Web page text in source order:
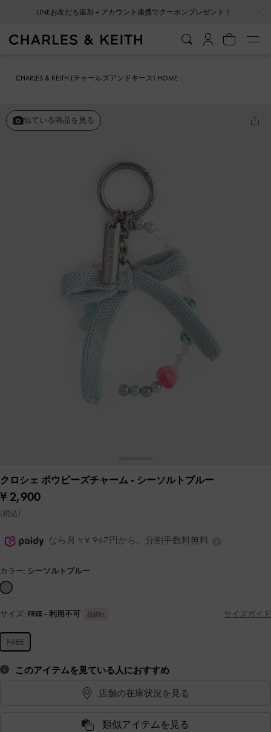
LINEお友だち追加＋アカウント連携でクーポンプレゼント！
CHARLES & KEITH (チャールズアンドキース) HOME
似ている商品を見る
クロシェ ボウビーズチャーム - シーソルトブルー
¥ 2,900
(税込)
なら月々¥ 967円から。分割手数料無料
カラー: シーソルトブルー
サイズ: FREE - 利用不可 品切れ サイズガイド
FREE
このアイテムを見ている人におすすめ
店舗の在庫状況を見る
類似アイテムを見る